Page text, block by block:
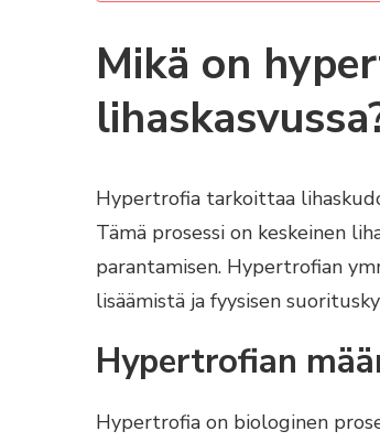
Mikä on
Hypertrofia tarkoittaa
Tämä prosessi on keskeinen
parantamisen. Hypertrofian
lisäämistä ja fyysisen
Hypertrofian
Hypertrofia on biologinen